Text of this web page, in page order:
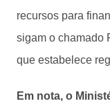
recursos para
sigam o chamado
que estabelece
Em nota, o